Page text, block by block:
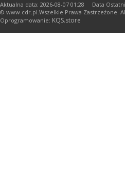
Aktualna data: 2026-08-07 01:28 Data
© www.cdr.pl.Wszelkie Prawa Zastrzeżone.
Oprogramowanie: KQS.store